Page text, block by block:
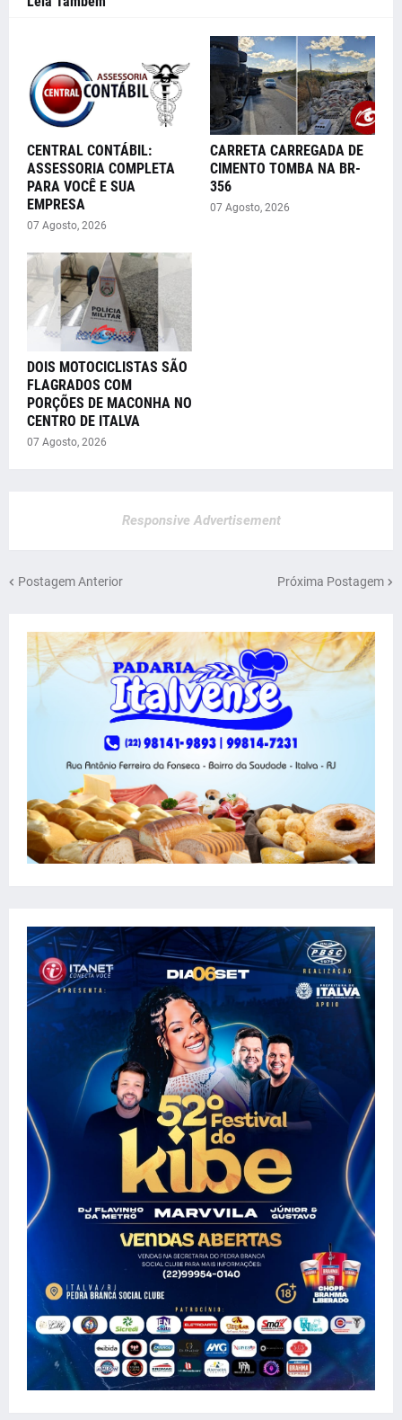
CENTRAL CONTÁBIL:
ASSESSORIA COMPLETA
PARA VOCÊ E SUA
EMPRESA
07 Agosto, 2026
CARRETA CARREGADA DE
CIMENTO TOMBA NA BR-
356
07 Agosto, 2026
DOIS MOTOCICLISTAS SÃO
FLAGRADOS COM
PORÇÕES DE MACONHA NO
CENTRO DE ITALVA
07 Agosto, 2026
Responsive Advertisement
Postagem Anterior Próxima Postagem